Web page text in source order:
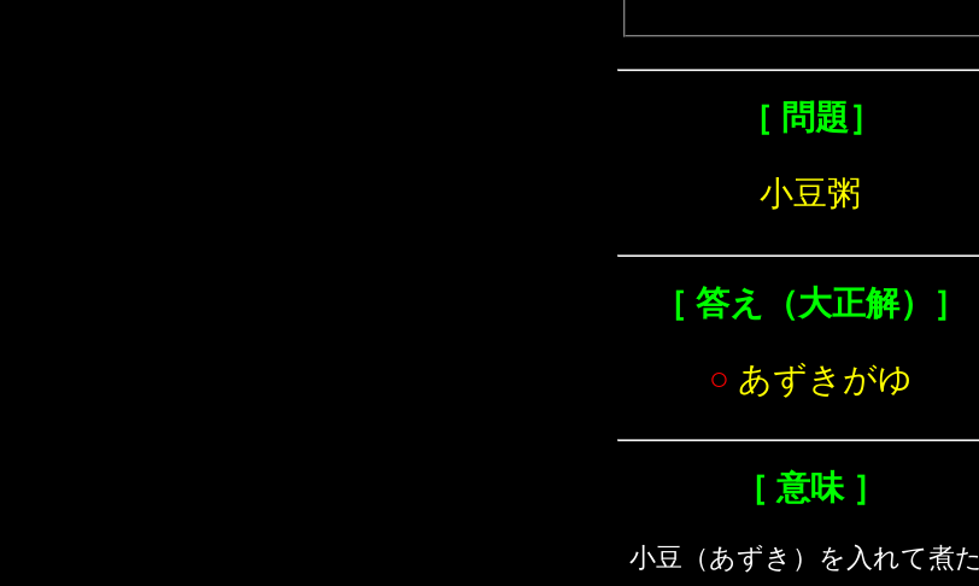
［ 問題］
小豆粥
［ 答え（大正解）］
○ あずきがゆ
［ 意味 ］
小豆（あずき）を入れて煮た